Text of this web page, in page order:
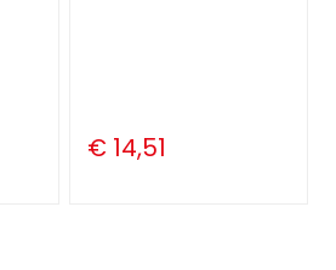
€ 14,51